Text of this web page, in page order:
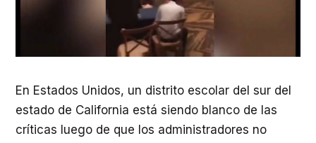
En Estados Unidos, un distrito escolar del sur del
estado de California está siendo blanco de las
críticas luego de que los administradores no